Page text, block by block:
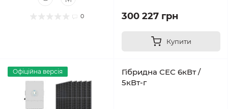
0 300 227 грн
Купити
Офіційна версія
Гібридна СЕС 6кВт /
5кВт-г